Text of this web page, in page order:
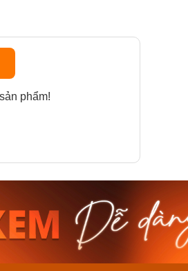
phẩm!
Casio Nam MTS-
RS100L-1AVDF
4.276.000₫
3.634.600₫